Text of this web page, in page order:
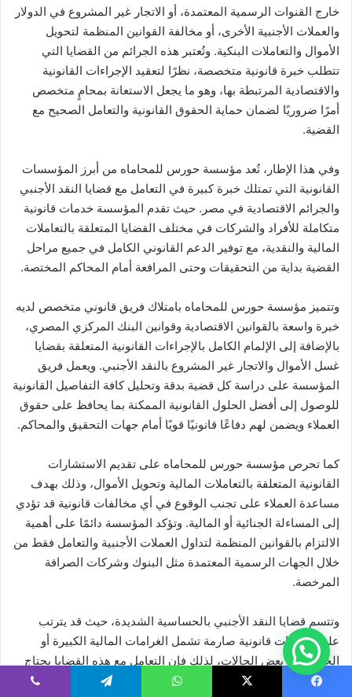
خارج القنوات الرسمية المعتمدة، أو الاتجار غير المشروع في الدولار
والعملات الأجنبية الأخرى، أو مخالفة القوانين المنظمة لتحويل
الأموال والتعاملات البنكية. وتُعتبر هذه الجرائم من القضايا التي
تتطلب خبرة قانونية متخصصة، نظرًا لتعقيد الإجراءات القانونية
والاقتصادية المرتبطة بها، وهو ما يجعل الاستعانة بمحامٍ متخصص
أمرًا ضروريًا لضمان حماية الحقوق القانونية والتعامل الصحيح مع
القضية.
وفي هذا الإطار، تُعد مؤسسة حورس للمحاماه من أبرز المؤسسات
القانونية التي تمتلك خبرة كبيرة في التعامل مع قضايا النقد الأجنبي
والجرائم الاقتصادية في مصر. حيث تقدم المؤسسة خدمات قانونية
متكاملة للأفراد والشركات في مختلف القضايا المتعلقة بالتعاملات
المالية والنقدية، مع توفير الدعم القانوني الكامل في جميع مراحل
القضية بداية من التحقيقات وحتى المرافعة أمام المحاكم المختصة.
وتتميز مؤسسة حورس للمحاماه بامتلاك فريق قانوني متخصص لديه
خبرة واسعة بالقوانين الاقتصادية وقوانين البنك المركزي المصري،
بالإضافة إلى الإلمام الكامل بالإجراءات القانونية المتعلقة بقضايا
غسل الأموال والاتجار غير المشروع بالنقد الأجنبي. ويعمل فريق
المؤسسة على دراسة كل قضية بدقة وتحليل كافة التفاصيل القانونية
للوصول إلى أفضل الحلول القانونية الممكنة بما يحافظ على حقوق
العملاء ويضمن لهم دفاعًا قانونيًا قويًا أمام جهات التحقيق والمحاكم.
كما تحرص مؤسسة حورس للمحاماه على تقديم الاستشارات
القانونية المتعلقة بالتعاملات المالية وتحويل الأموال، وذلك بهدف
مساعدة العملاء على تجنب الوقوع في أي مخالفات قانونية قد تؤدي
إلى المساءلة الجنائية أو المالية. وتؤكد المؤسسة دائمًا على أهمية
الالتزام بالقوانين المنظمة لتداول العملات الأجنبية والتعامل فقط من
خلال الجهات الرسمية المعتمدة مثل البنوك وشركات الصرافة
المرخصة.
وتتسم قضايا النقد الأجنبي بالحساسية الشديدة، حيث قد يترتب
عليها عقوبات قانونية صارمة تشمل الغرامات المالية الكبيرة أو
الحبس في بعض الحالات، لذلك فإن التعامل مع هذه القضايا يحتاج
إلى محامٍ يمتلك خبرة قانونية قوية وقدرة على إعداد دفوع قانونية